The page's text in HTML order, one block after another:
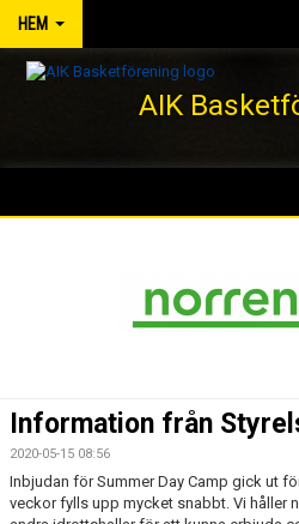
HEM
AIK
DOKUMENT
VÅRA LAG/TRÄNARE
Information från
2020-05-15 08:56
Inbjudan för Summer Day Camp gick ut
veckor fylls upp mycket snabbt. Vi håller